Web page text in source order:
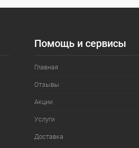
Помощь и сервисы
Главная
Отзывы
Акции
Услуги
Доставка